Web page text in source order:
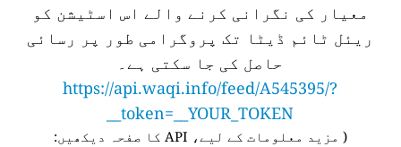
معیار کی نگرانی کرنے والے اس اسٹیشن کو
ریئل ٹائم ڈیٹا تک پروگرامی طور پر رسائی
حاصل کی جا سکتی ہے۔
https://api.waqi.info/feed/A545395/?
token=__YOUR_TOKEN__
(مزید معلومات کے لیے، API کا صفحہ دیکھیں: